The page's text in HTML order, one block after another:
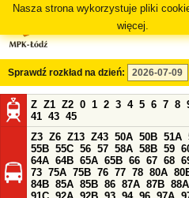
Nasza strona wykorzystuje pliki
więcej.
Sprawdź rozkład na dzień:
Z Z1 Z2 0 1 2 3 4 5 6 7 8
41 43 45
Z3 Z6 Z13 Z43 50A 50B 51A
55B 55C 56 57 58A 58B 59
64A 64B 65A 65B 66 67 68
73 75A 75B 76 77 78 80A
84B 85A 85B 86 87A 87B 88A